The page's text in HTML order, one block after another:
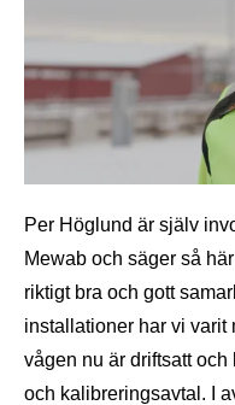
Per Höglund är själv
Mewab och säger så
riktigt bra och gott
installationer har vi varit
vågen nu är driftsatt
och kalibreringsavtal. I